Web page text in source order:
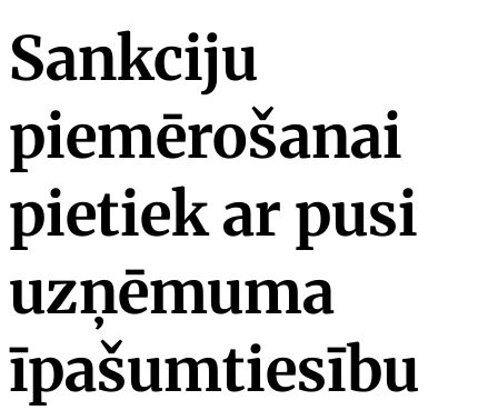
Sankciju
piemērošanai
pietiek ar pusi
uzņēmuma
īpašumtiesību